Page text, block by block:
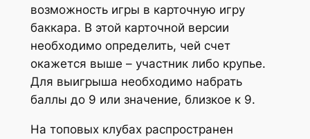
возможность игры в карточную игру
баккара. В этой карточной версии
необходимо определить, чей счет
окажется выше – участник либо крупье.
Для выигрыша необходимо набрать
баллы до 9 или значение, близкое к 9.
На топовых клубах распространен